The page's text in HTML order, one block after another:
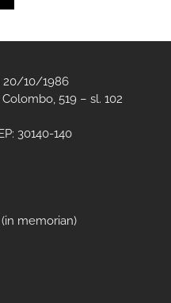
20/10/1986
519 – sl. 102
30140-140
memorian)